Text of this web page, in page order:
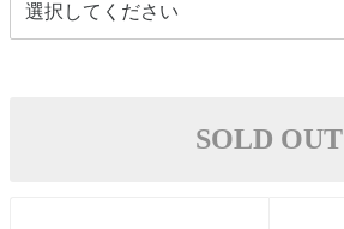
SOLD OUT